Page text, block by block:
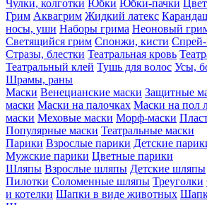
Чулки, колготки Юбки Юбки-пачки
Грим Аквагрим Жидкий латекс
носы, уши Наборы грима Неоновый
Светящийся грим Спонжи, кисти Спрей-
Стразы, блестки Театральная кровь
Театральный клей Тушь для волос Усы,
Шрамы, раны
Маски Венецианские маски Защитные
маски Маски на палочках Маски на пол
маски Меховые маски Морф-маски
Популярные маски Театральные маски
Парики Взрослые парики Детские
Мужские парики Цветные парики
Шляпы Взрослые шляпы Детские шляпы
Пилотки Соломенные шляпы Треуголки
и котелки Шапки в виде животных